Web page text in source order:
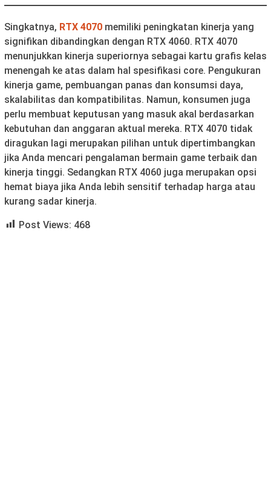
Singkatnya, RTX 4070 memiliki peningkatan kinerja yang
signifikan dibandingkan dengan RTX 4060. RTX 4070
menunjukkan kinerja superiornya sebagai kartu grafis kelas
menengah ke atas dalam hal spesifikasi core. Pengukuran
kinerja game, pembuangan panas dan konsumsi daya,
skalabilitas dan kompatibilitas. Namun, konsumen juga
perlu membuat keputusan yang masuk akal berdasarkan
kebutuhan dan anggaran aktual mereka. RTX 4070 tidak
diragukan lagi merupakan pilihan untuk dipertimbangkan
jika Anda mencari pengalaman bermain game terbaik dan
kinerja tinggi. Sedangkan RTX 4060 juga merupakan opsi
hemat biaya jika Anda lebih sensitif terhadap harga atau
kurang sadar kinerja.
Post Views: 468